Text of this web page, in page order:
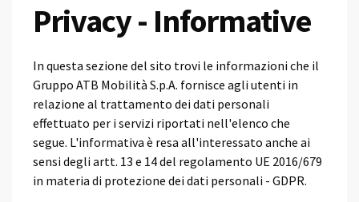
Privacy - Informative
In questa sezione del sito trovi le informazioni che il
Gruppo ATB Mobilità S.p.A. fornisce agli utenti in
relazione al trattamento dei dati personali
effettuato per i servizi riportati nell'elenco che
segue. L'informativa è resa all'interessato anche ai
sensi degli artt. 13 e 14 del regolamento UE 2016/679
in materia di protezione dei dati personali - GDPR.